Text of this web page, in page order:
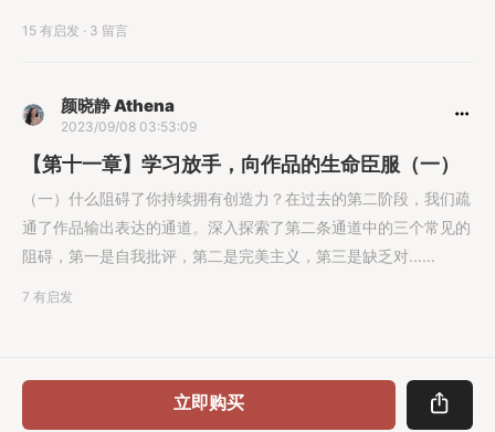
15 有启发 · 3 留言
颜晓静 Athena
2023/09/08 03:53:09
【第十一章】学习放手，向作品的生命臣服（一）
（一）什么阻碍了你持续拥有创造力？在过去的第二阶段，我们疏
通了作品输出表达的通道。深入探索了第二条通道中的三个常见的
阻碍，第一是自我批评，第二是完美主义，第三是缺乏对......
7 有启发
立即购买